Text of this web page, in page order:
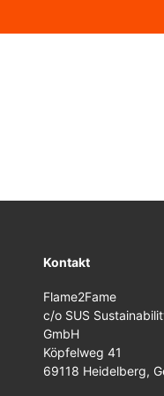
Kontakt
Flame2Fame
c/o SUS
GmbH
Köpfelweg 41
69118 Heidelberg,